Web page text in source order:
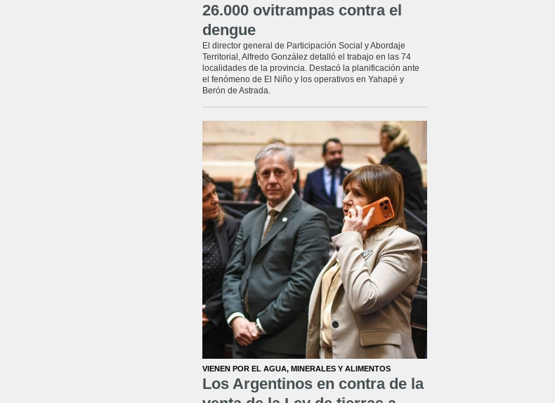
26.000 ovitrampas contra el
dengue
El director general de Participación Social y Abordaje
Territorial, Alfredo González detalló el trabajo en las 74
localidades de la provincia. Destacó la planificación ante
el fenómeno de El Niño y los operativos en Yahapé y
Berón de Astrada.
VIENEN POR EL AGUA, MINERALES Y ALIMENTOS
Los Argentinos en contra de la